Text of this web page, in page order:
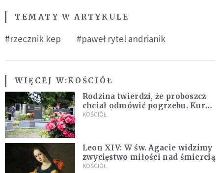
TEMATY W ARTYKULE
#rzecznik kep #paweł rytel andrianik
WIĘCEJ W:KOŚCIÓŁ
Rodzina twierdzi, że proboszcz
chciał odmówić pogrzebu. Kuria
zapowiada wyjaśnienia
KOŚCIÓŁ
Leon XIV: W św. Agacie widzimy
zwycięstwo miłości nad śmiercią
KOŚCIÓŁ